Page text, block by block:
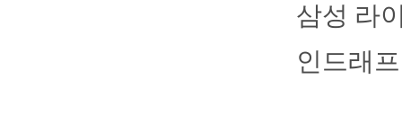
삼성 라
인드래